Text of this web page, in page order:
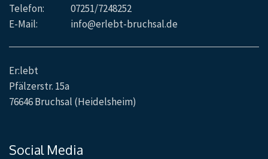
Telefon:
07251/7248252
E-Mail:
info@erlebt-bruchsal.de
Er:lebt
Pfälzerstr. 15a
76646 Bruchsal (Heidelsheim)
Social Media